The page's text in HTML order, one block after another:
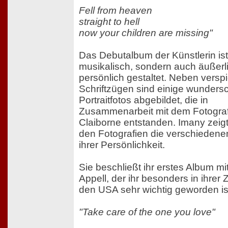
Fell from heaven
straight to hell
now your children are missing"
Das Debutalbum der Künstlerin
musikalisch, sondern auch
persönlich gestaltet. Neben
Schriftzügen sind einige
Portraitfotos abgebildet, die in
Zusammenarbeit mit dem
Claiborne entstanden. Imany
den Fotografien die
ihrer Persönlichkeit.
Sie beschließt ihr erstes Album
Appell, der ihr besonders in ihrer
den USA sehr wichtig geworden
"Take care of the one you love"